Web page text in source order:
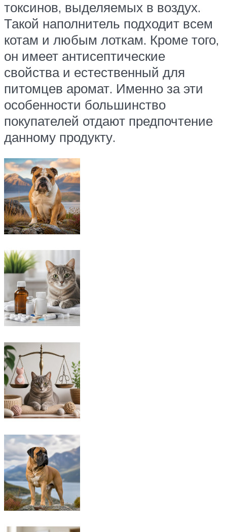
токсинов, выделяемых в воздух.
Такой наполнитель подходит всем
котам и любым лоткам. Кроме того,
он имеет антисептические
свойства и естественный для
питомцев аромат. Именно за эти
особенности большинство
покупателей отдают предпочтение
данному продукту.